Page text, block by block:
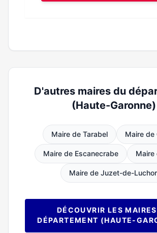
D'autres maires du
(Haute-Garonne)
Maire de Tarabel Maire de
Maire de Escanecrabe Maire
Maire de Juzet-de-
DÉCOUVRIR LES
DÉPARTEMENT (HAUTE-